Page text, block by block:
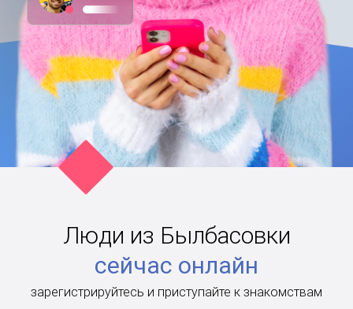
Люди из Былбасовки
сейчас онлайн
зарегистрируйтесь и приступайте к знакомствам